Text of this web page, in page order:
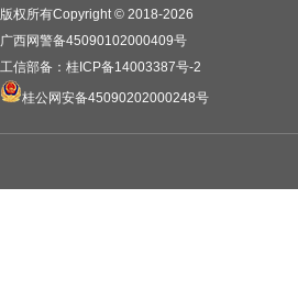
版权所有Copyright © 2018-2026
广西网警备45090102000409号
工信部备：桂ICP备14003387号-2
桂公网安备45090202000248号